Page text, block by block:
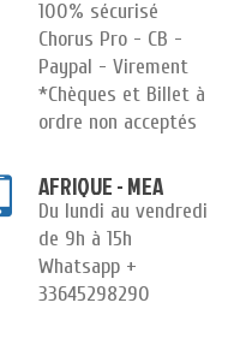
100% sécurisé
Chorus Pro - CB -
Paypal - Virement
*Chèques et Billet à
ordre non acceptés
AFRIQUE - MEA
Du lundi au vendredi
de 9h à 15h
Whatsapp +
33645298290